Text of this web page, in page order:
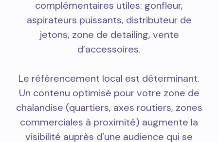
complémentaires utiles: gonfleur,
aspirateurs puissants, distributeur de
jetons, zone de detailing, vente
d’accessoires.
Le référencement local est déterminant.
Un contenu optimisé pour votre zone de
chalandise (quartiers, axes routiers, zones
commerciales à proximité) augmente la
visibilité auprès d’une audience qui se